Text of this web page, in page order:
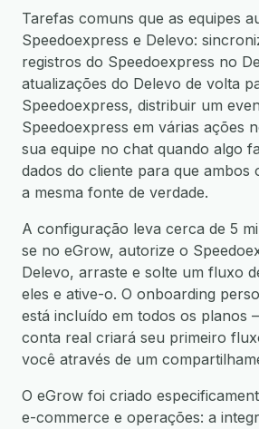
Tarefas comuns que as equipes
Speedoexpress e Delevo:
registros do Speedoexpress no
atualizações do Delevo de volta
Speedoexpress, distribuir um
Speedoexpress em várias ações
sua equipe no chat quando algo
dados do cliente para que ambos
a mesma fonte de verdade.
A configuração leva cerca de 5
se no eGrow, autorize o
Delevo, arraste e solte um fluxo
eles e ative-o. O onboarding
está incluído em todos os planos
conta real criará seu primeiro
você através de um
O eGrow foi criado
e-commerce e operações: a